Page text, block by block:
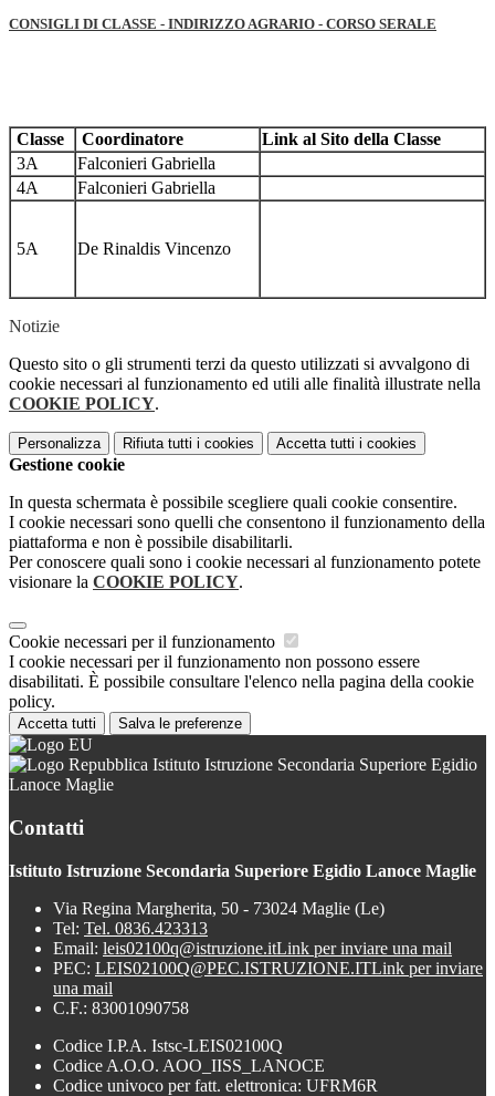
CONSIGLI DI CLASSE - INDIRIZZO AGRARIO - CORSO SERALE
Classe Coordinatore
Link al Sito della Classe
3A
Falconieri Gabriella
4A
Falconieri Gabriella
5A De Rinaldis Vincenzo
Notizie
Questo sito o gli strumenti terzi da questo utilizzati si avvalgono di
cookie necessari al funzionamento ed utili alle finalità illustrate nella
COOKIE POLICY.
Personalizza Rifiuta tutti i cookies Accetta tutti i cookies
Gestione cookie
In questa schermata è possibile scegliere quali cookie consentire.
I cookie necessari sono quelli che consentono il funzionamento della
piattaforma e non è possibile disabilitarli.
Per conoscere quali sono i cookie necessari al funzionamento potete
visionare la COOKIE POLICY.
Cookie necessari per il funzionamento
I cookie necessari per il funzionamento non possono essere
disabilitati. È possibile consultare l'elenco nella pagina della cookie
policy.
Accetta tutti Salva le preferenze
Istituto Istruzione Secondaria Superiore Egidio
Lanoce Maglie
Contatti
Istituto Istruzione Secondaria Superiore Egidio Lanoce Maglie
Via Regina Margherita, 50 - 73024 Maglie (Le)
Tel: Tel. 0836.423313
Email: leis02100q@istruzione.itLink per inviare una mail
PEC: LEIS02100Q@PEC.ISTRUZIONE.ITLink per inviare
una mail
C.F.: 83001090758
Codice I.P.A. Istsc-LEIS02100Q
Codice A.O.O. AOO_IISS_LANOCE
Codice univoco per fatt. elettronica: UFRM6R